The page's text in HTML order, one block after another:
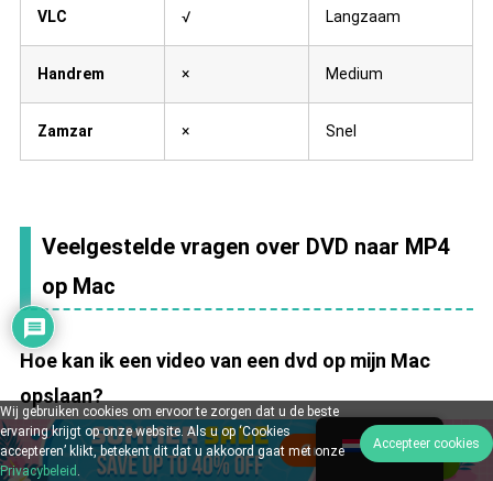
VLC √ Langzaam
Handrem × Medium
Zamzar × Snel
Veelgestelde vragen over DVD naar MP4
op Mac
Hoe kan ik een video van een dvd op mijn Mac
opslaan?
De directe methode om een dvd-video op een
Dutch
Wij gebruiken cookies om ervoor te zorgen dat u de beste
ervaring krijgt op onze website. Als u op ‘Cookies
accepteren’ klikt, betekent dit dat u akkoord gaat met onze
Privacybeleid
Accepteer cookies